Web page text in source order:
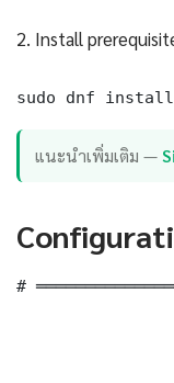
2. Install
sudo dnf
แนะนำเพิ่มเติม —
#